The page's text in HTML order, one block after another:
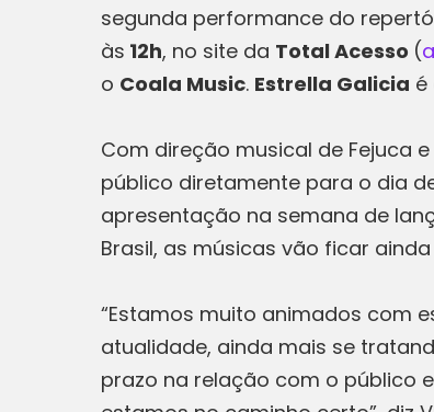
segunda performance do
às 12h, no site da Total Acesso (
o Coala Music. Estrella Galicia é
Com direção musical de Fejuca
público diretamente para o dia
apresentação na semana de
Brasil, as músicas vão ficar
“Estamos muito animados com
atualidade, ainda mais se
prazo na relação com o público